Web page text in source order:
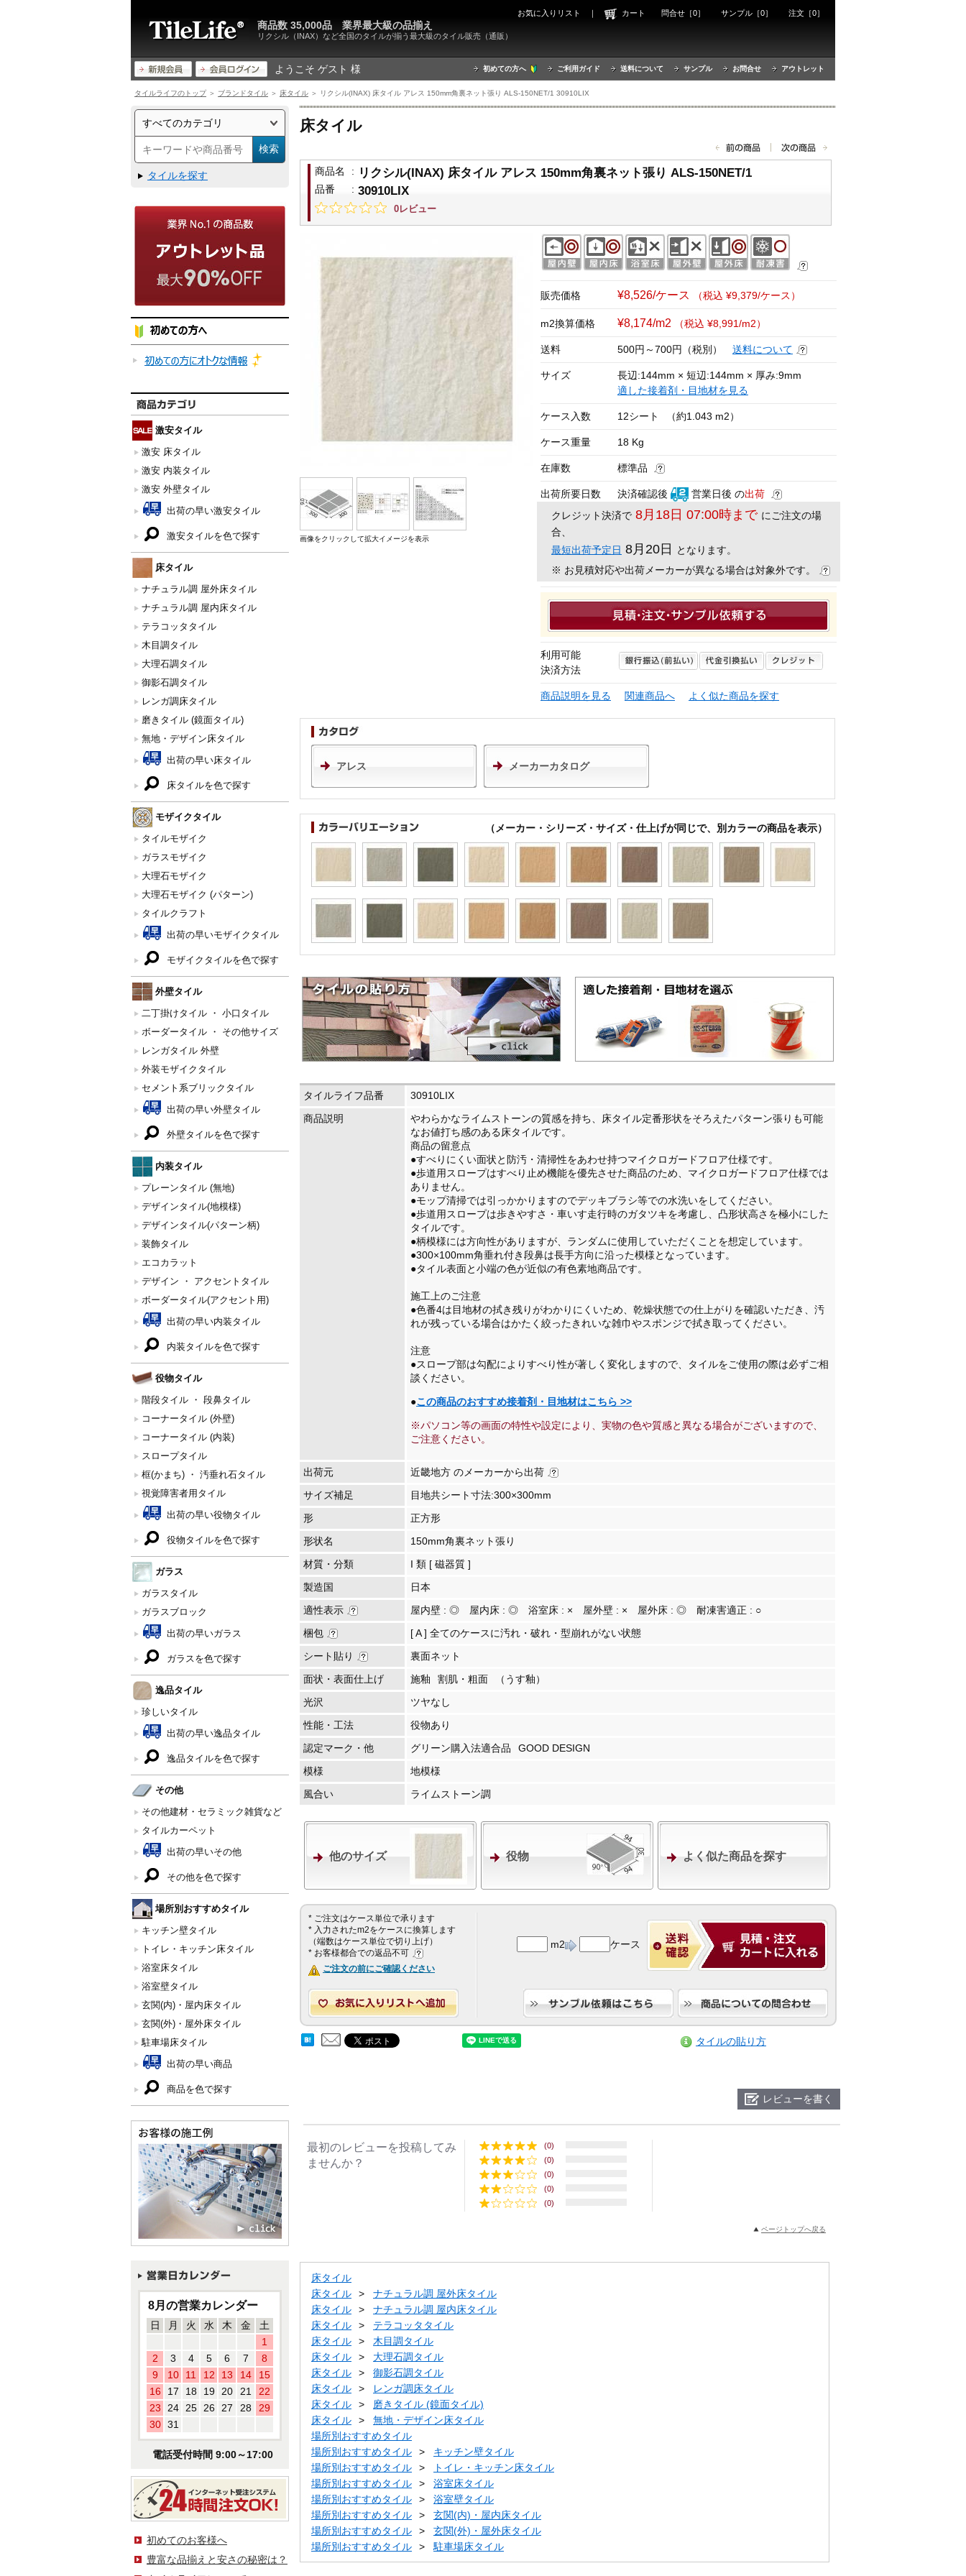
リクシル（INAX）など全国のタイルが揃う最大級のタイル販売（通販）
商品数 35,000品 業界最大級の品揃え
ようこそ ゲスト 様 初めての方へ ご利用ガイド 送料について サンプル お問合せ アウトレット
お気に入りリスト ｜ カート 問合せ［0］ サンプル［0］ 注文［0］
タイルライフのトップ＞ ブランドタイル ＞ 床タイル ＞ リクシル(INAX) 床タイル アレス 150mm角裏ネット張り ALS-150NET/1 30910LIX
タイルを探す
激安タイル
激安 床タイル
激安 内装タイル
激安 外壁タイル
出荷の早い激安タイル
激安タイルを色で探す
床タイル
ナチュラル調 屋外床タイル
ナチュラル調 屋内床タイル
テラコッタタイル
木目調タイル
大理石調タイル
御影石調タイル
レンガ調床タイル
磨きタイル (鏡面タイル)
無地・デザイン床タイル
出荷の早い床タイル
床タイルを色で探す
モザイクタイル
タイルモザイク
ガラスモザイク
大理石モザイク
大理石モザイク (パターン)
タイルクラフト
出荷の早いモザイクタイル
モザイクタイルを色で探す
外壁タイル
二丁掛けタイル ・ 小口タイル
ボーダータイル ・ その他サイズ
レンガタイル 外壁
外装モザイクタイル
セメント系ブリックタイル
出荷の早い外壁タイル
外壁タイルを色で探す
内装タイル
プレーンタイル (無地)
デザインタイル(地模様)
デザインタイル(パターン柄)
装飾タイル
エコカラット
デザイン ・ アクセントタイル
ボーダータイル(アクセント用)
出荷の早い内装タイル
内装タイルを色で探す
役物タイル
階段タイル ・ 段鼻タイル
コーナータイル (外壁)
コーナータイル (内装)
スロープタイル
框(かまち) ・ 汚垂れ石タイル
視覚障害者用タイル
出荷の早い役物タイル
役物タイルを色で探す
ガラス
ガラスタイル
ガラスブロック
出荷の早いガラス
ガラスを色で探す
逸品タイル
珍しいタイル
出荷の早い逸品タイル
逸品タイルを色で探す
その他
その他建材・セラミック雑貨など
タイルカーペット
出荷の早いその他
その他を色で探す
場所別おすすめタイル
キッチン壁タイル
トイレ・キッチン床タイル
浴室床タイル
浴室壁タイル
玄関(内)・屋内床タイル
玄関(外)・屋外床タイル
駐車場床タイル
出荷の早い商品
商品を色で探す
8月の営業カレンダー
日 月 火 水 木 金
土
1
2
3 4 5 6 7
8
9
10 11 12 13 14
15
16
17 18 19 20 21
22
23
24 25 26 27 28
29
30 31
電話受付時間 9:00～17:00
初めてのお客様へ
豊富な品揃えと安さの秘密は？
床タイル
商品名 : リクシル(INAX) 床タイル アレス 150mm角裏ネット張り ALS-150NET/1
品番 : 30910LIX
0レビュー
画像をクリックして拡大イメージを表示
販売価格 ¥8,526/ケース （税込 ¥9,379/ケース）
m2換算価格 ¥8,174/m2 （税込 ¥8,991/m2）
送料 500円～700円（税別） 送料について
サイズ
長辺:144mm × 短辺:144mm × 厚み:9mm
適した接着剤・目地材を見る
ケース入数 12シート （約1.043 m2）
ケース重量 18 Kg
在庫数 標準品
出荷所要日数 決済確認後 営業日後 の出荷
クレジット決済で 8月18日 07:00時まで にご注文の場
合、
最短出荷予定日 8月20日
となります。
※ お見積対応や出荷メーカーが異なる場合は対象外です。
利用可能
決済方法
商品説明を見る 関連商品へ よく似た商品を探す
アレス メーカーカタログ
（メーカー・シリーズ・サイズ・仕上げが同じで、別カラーの商品を表示）
タイルライフ品番
30910LIX
商品説明
やわらかなライムストーンの質感を持ち、床タイル定番形状をそろえたパターン張りも可能
なお値打ち感のある床タイルです。
商品の留意点
●すべりにくい面状と防汚・清掃性をあわせ持つマイクロガードフロア仕様です。
●歩道用スロープはすべり止め機能を優先させた商品のため、マイクロガードフロア仕様では
ありません。
●モップ清掃では引っかかりますのでデッキブラシ等での水洗いをしてください。
●歩道用スロープは歩きやすさ・車いす走行時のガタツキを考慮し、凸形状高さを極小にした
タイルです。
●柄模様には方向性がありますが、ランダムに使用していただくことを想定しています。
●300×100mm角垂れ付き段鼻は長手方向に沿った模様となっています。
●タイル表面と小端の色が近似の有色素地商品です。
施工上のご注意
●色番4は目地材の拭き残りがわかりにくいため、乾燥状態での仕上がりを確認いただき、汚
れが残っている場合はかたく絞ったきれいな雑巾やスポンジで拭き取ってください。
注意
●スロープ部は勾配によりすべり性が著しく変化しますので、タイルをご使用の際は必ずご相
談ください。
●この商品のおすすめ接着剤・目地材はこちら >>
※パソコン等の画面の特性や設定により、実物の色や質感と異なる場合がございますので、
ご注意ください。
出荷元
近畿地方 のメーカーから出荷
サイズ補足
目地共シート寸法:300×300mm
形
正方形
形状名
150mm角裏ネット張り
材質・分類
I 類 [ 磁器質 ]
製造国
日本
適性表示
屋内壁 : ◎ 屋内床 : ◎ 浴室床 : × 屋外壁 : × 屋外床 : ◎ 耐凍害適正 : ○
梱包
[ A ] 全てのケースに汚れ・破れ・型崩れがない状態
シート貼り
裏面ネット
面状・表面仕上げ
施釉 割肌・粗面
（うす釉）
光沢
ツヤなし
性能・工法
役物あり
認定マーク・他
グリーン購入法適合品
GOOD DESIGN
模様
地模様
風合い
ライムストーン調
他のサイズ 役物 よく似た商品を探す
* ご注文はケース単位で承ります
* 入力されたm2をケースに換算します
（端数はケース単位で切り上げ）
* お客様都合での返品不可
ご注文の前にご確認ください
m2 ケース
タイルの貼り方
レビューを書く
最初のレビューを投稿してみ
ませんか？
(0)
(0)
(0)
(0)
(0)
ページトップへ戻る
床タイル
床タイル
ナチュラル調 屋外床タイル
床タイル
ナチュラル調 屋内床タイル
床タイル
テラコッタタイル
床タイル
木目調タイル
床タイル
大理石調タイル
床タイル
御影石調タイル
床タイル
レンガ調床タイル
床タイル
磨きタイル (鏡面タイル)
床タイル
無地・デザイン床タイル
場所別おすすめタイル
場所別おすすめタイル
キッチン壁タイル
場所別おすすめタイル
トイレ・キッチン床タイル
場所別おすすめタイル
浴室床タイル
場所別おすすめタイル
浴室壁タイル
場所別おすすめタイル
玄関(内)・屋内床タイル
場所別おすすめタイル
玄関(外)・屋外床タイル
場所別おすすめタイル
駐車場床タイル